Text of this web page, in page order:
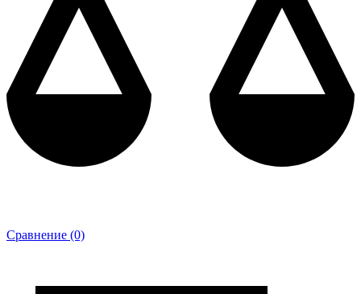
Сравнение (0)